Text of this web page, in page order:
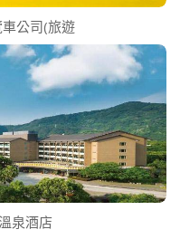
公司(旅遊
泉酒店